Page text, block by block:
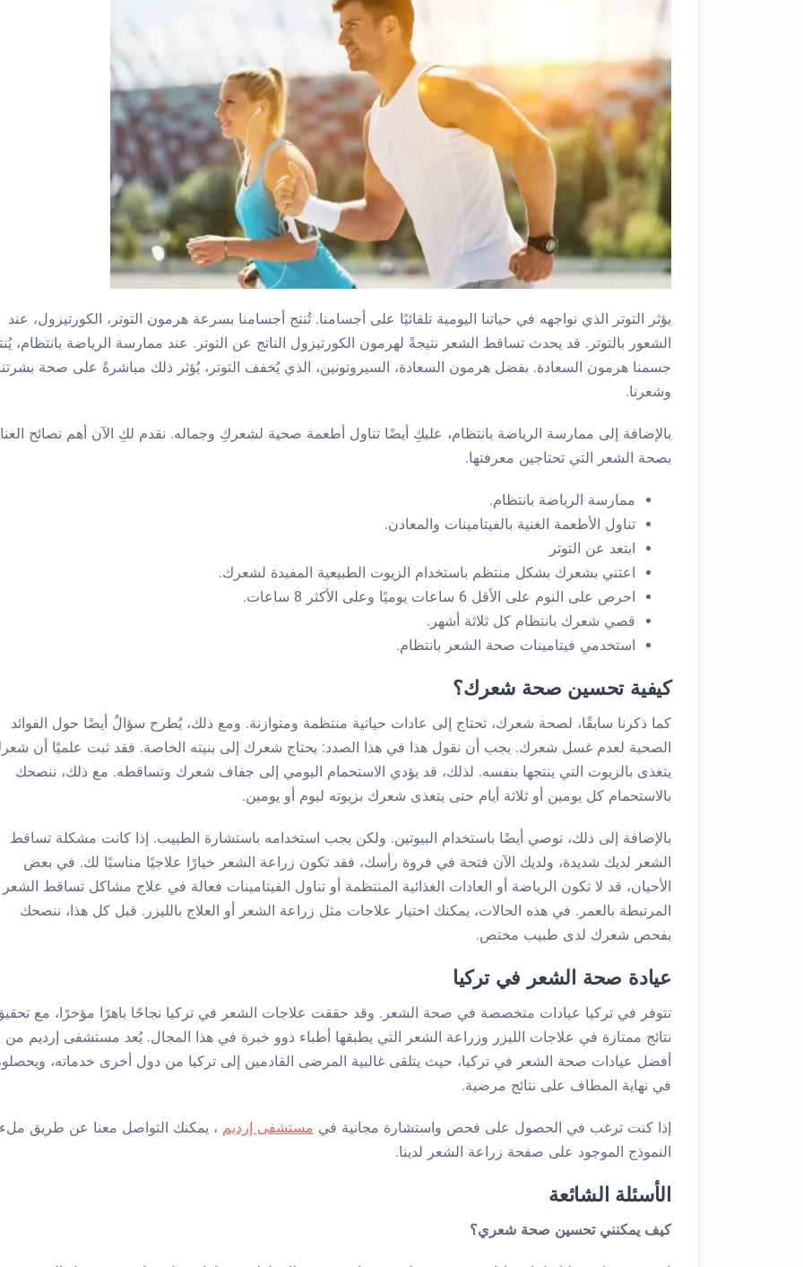
يؤثر التوتر الذي نواجهه في حياتنا اليومية تلقائيًا على أجسامنا. تُنتج أجسامنا بسرعة هرمون التوتر، الكورتيزول، عند
الشعور بالتوتر. قد يحدث تساقط الشعر نتيجةً لهرمون الكورتيزول الناتج عن التوتر. عند ممارسة الرياضة بانتظام،
جسمنا هرمون السعادة. بفضل هرمون السعادة، السيروتونين، الذي يُخفف التوتر، يُؤثر ذلك مباشرةً على صحة
وشعرنا.
بالإضافة إلى ممارسة الرياضة بانتظام، عليكِ أيضًا تناول أطعمة صحية لشعركِ وجماله. نقدم لكِ الآن أهم نصائح
بصحة الشعر التي تحتاجين معرفتها.
ممارسة الرياضة بانتظام.
تناول الأطعمة الغنية بالفيتامينات والمعادن.
ابتعد عن التوتر
اعتني بشعرك بشكل منتظم باستخدام الزيوت الطبيعية المفيدة لشعرك.
احرص على النوم على الأقل 6 ساعات يوميًا وعلى الأكثر 8 ساعات.
قصي شعرك بانتظام كل ثلاثة أشهر.
استخدمي فيتامينات صحة الشعر بانتظام.
كيفية تحسين صحة شعرك؟
كما ذكرنا سابقًا، لصحة شعرك، تحتاج إلى عادات حياتية منتظمة ومتوازنة. ومع ذلك، يُطرح سؤالٌ أيضًا حول الفوائد
الصحية لعدم غسل شعرك. يجب أن نقول هذا في هذا الصدد: يحتاج شعرك إلى بنيته الخاصة. فقد ثبت علميًا أن
يتغذى بالزيوت التي ينتجها بنفسه. لذلك، قد يؤدي الاستحمام اليومي إلى جفاف شعرك وتساقطه. مع ذلك، ننصحك
بالاستحمام كل يومين أو ثلاثة أيام حتى يتغذى شعرك بزيوته ليوم أو يومين.
بالإضافة إلى ذلك، نوصي أيضًا باستخدام البيوتين. ولكن يجب استخدامه باستشارة الطبيب. إذا كانت مشكلة تساقط
الشعر لديك شديدة، ولديك الآن فتحة في فروة رأسك، فقد تكون زراعة الشعر خيارًا علاجيًا مناسبًا لك. في بعض
الأحيان، قد لا تكون الرياضة أو العادات الغذائية المنتظمة أو تناول الفيتامينات فعالة في علاج مشاكل تساقط الشعر
المرتبطة بالعمر. في هذه الحالات، يمكنك اختيار علاجات مثل زراعة الشعر أو العلاج بالليزر. قبل كل هذا، ننصحك
بفحص شعرك لدى طبيب مختص.
عيادة صحة الشعر في تركيا
تتوفر في تركيا عيادات متخصصة في صحة الشعر. وقد حققت علاجات الشعر في تركيا نجاحًا باهرًا مؤخرًا، مع
نتائج ممتازة في علاجات الليزر وزراعة الشعر التي يطبقها أطباء ذوو خبرة في هذا المجال. يُعد مستشفى إرديم من
أفضل عيادات صحة الشعر في تركيا، حيث يتلقى غالبية المرضى القادمين إلى تركيا من دول أخرى خدماته،
في نهاية المطاف على نتائج مرضية.
إذا كنت ترغب في الحصول على فحص واستشارة مجانية في مستشفى إرديم ، يمكنك التواصل معنا عن طريق ملء
النموذج الموجود على صفحة زراعة الشعر لدينا.
الأسئلة الشائعة
كيف يمكنني تحسين صحة شعري؟